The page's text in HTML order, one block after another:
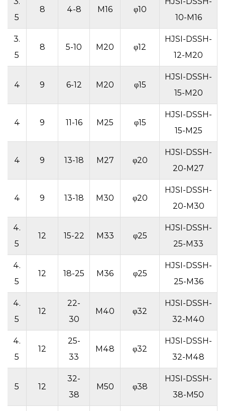
10-M16
φ10
M16
4-8
8
5
HJSI-DSSH-
12-M20
φ12
M20
5-10
8
3.
5
HJSI-DSSH-
15-M20
φ15
M20
6-12
9
4
HJSI-DSSH-
15-M25
φ15
M25
11-16
9
4
HJSI-DSSH-
20-M27
φ20
M27
13-18
9
4
HJSI-DSSH-
20-M30
φ20
M30
13-18
9
4
HJSI-DSSH-
25-M33
φ25
M33
15-22
12
4.
5
HJSI-DSSH-
25-M36
φ25
M36
18-25
12
4.
5
HJSI-DSSH-
32-M40
φ32
M40
22-
30
12
4.
5
HJSI-DSSH-
32-M48
φ32
M48
25-
33
12
4.
5
HJSI-DSSH-
38-M50
φ38
M50
32-
38
12
5